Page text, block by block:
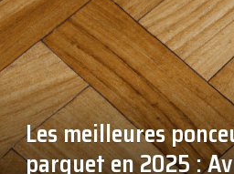
Les meilleures
parquet en 2025 :